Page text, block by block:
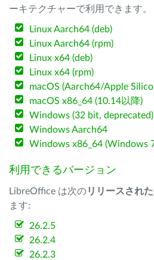
ーキテクチャーで利用できます。
Linux Aarch64 (deb)
Linux Aarch64 (rpm)
Linux x64 (deb)
Linux x64 (rpm)
macOS (Aarch64/Apple
macOS x86_64 (10.14以降)
Windows (32 bit, deprecated)
Windows Aarch64
Windows x86_64 (Windows
利用できるバージョン
LibreOffice は次のリリースされた
ます:
26.2.5
26.2.4
26.2.3